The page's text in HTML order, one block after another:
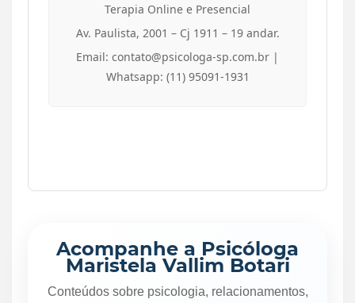
Terapia Online e Presencial
Av. Paulista, 2001 – Cj 1911 – 19 andar.
Email: contato@psicologa-sp.com.br |
Whatsapp: (11) 95091-1931
Acompanhe a Psicóloga
Maristela Vallim Botari
Conteúdos sobre psicologia, relacionamentos,